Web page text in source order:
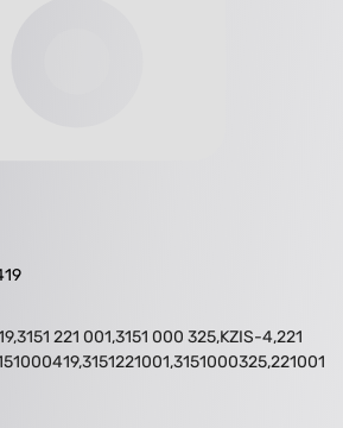
221 001,3151 000 325,KZIS-4,221